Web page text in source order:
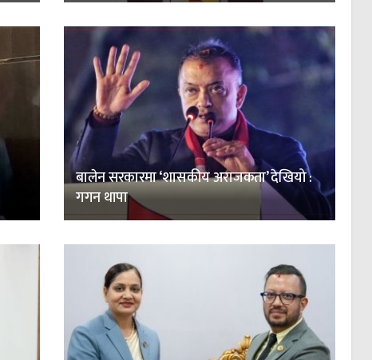
बालेन सरकारमा ‘शासकीय अराजकता’ देखियो :
गगन थापा